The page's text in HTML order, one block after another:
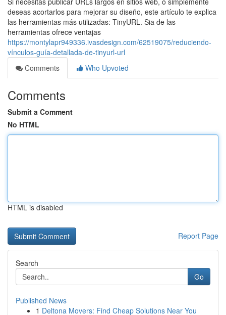
deseas acortarlos para mejorar su diseño, este artículo te explica
las herramientas más utilizadas: TinyURL. Sia de las
herramientas ofrece ventajas
https://montylapr949336.ivasdesign.com/62519075/reduciendo-
vínculos-guía-detallada-de-tinyurl-url
Comments
Who Upvoted
Comments
Submit a Comment
No HTML
HTML is disabled
Report Page
Search
Go
Published News
1 Deltona Movers: Find Cheap Solutions Near You